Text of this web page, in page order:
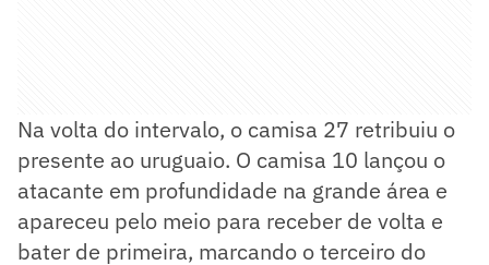
Na volta do intervalo, o camisa 27 retribuiu o
presente ao uruguaio. O camisa 10 lançou o
atacante em profundidade na grande área e
apareceu pelo meio para receber de volta e
bater de primeira, marcando o terceiro do